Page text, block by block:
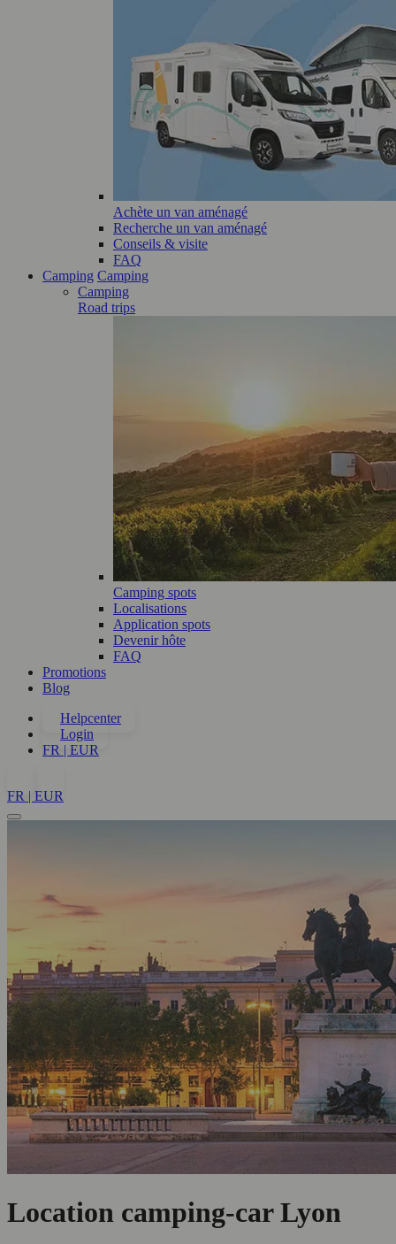
Achète un van aménagé
Recherche un van aménagé
Conseils & visite
FAQ
Camping Camping
Camping
Road trips
Camping spots
Localisations
Application spots
Devenir hôte
FAQ
Promotions
Blog
Helpcenter
Login
FR | EUR
FR | EUR
Location camping-car Lyon